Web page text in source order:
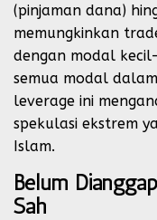
(pinjaman dana)
memungkinkan
dengan modal
semua modal
leverage ini
spekulasi ekstrem
Islam.
Belum
Sah